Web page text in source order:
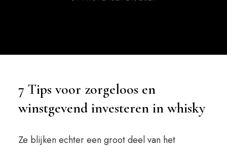
7 Tips voor zorgeloos en
winstgevend investeren in whisky
Ze blijken echter een groot deel van het